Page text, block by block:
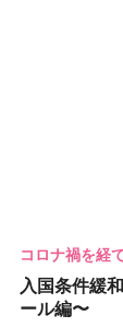
コロナ禍を経
入国条件緩
ール編〜